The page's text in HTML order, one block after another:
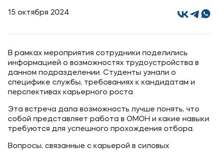
Уровни образования
Среднее профессиональное образование
Высшее образование
Дополнительное профессиональное образование
Медиа
Объявления
Новости
15 октября 2024
В рамках мероприятия сотрудники поделились
информацией о возможностях трудоустройства в
данном подразделении. Студенты узнали о
специфике службы, требованиях к кандидатам и
перспективах карьерного роста.
Эта встреча дала возможность лучше понять, что
собой представляет работа в ОМОН и какие навыки
требуются для успешного прохождения отбора.
Вопросы, связанные с карьерой в силовых